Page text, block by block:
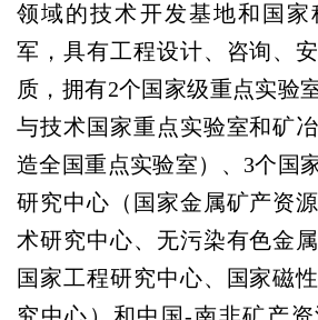
领域的技术开发基地和国家
军，具有工程设计、咨询、
质，拥有2个国家级重点实验
与技术国家重点实验室和矿
造全国重点实验室）、3个国
研究中心（国家金属矿产资
术研究中心、无污染有色金
国家工程研究中心、国家磁